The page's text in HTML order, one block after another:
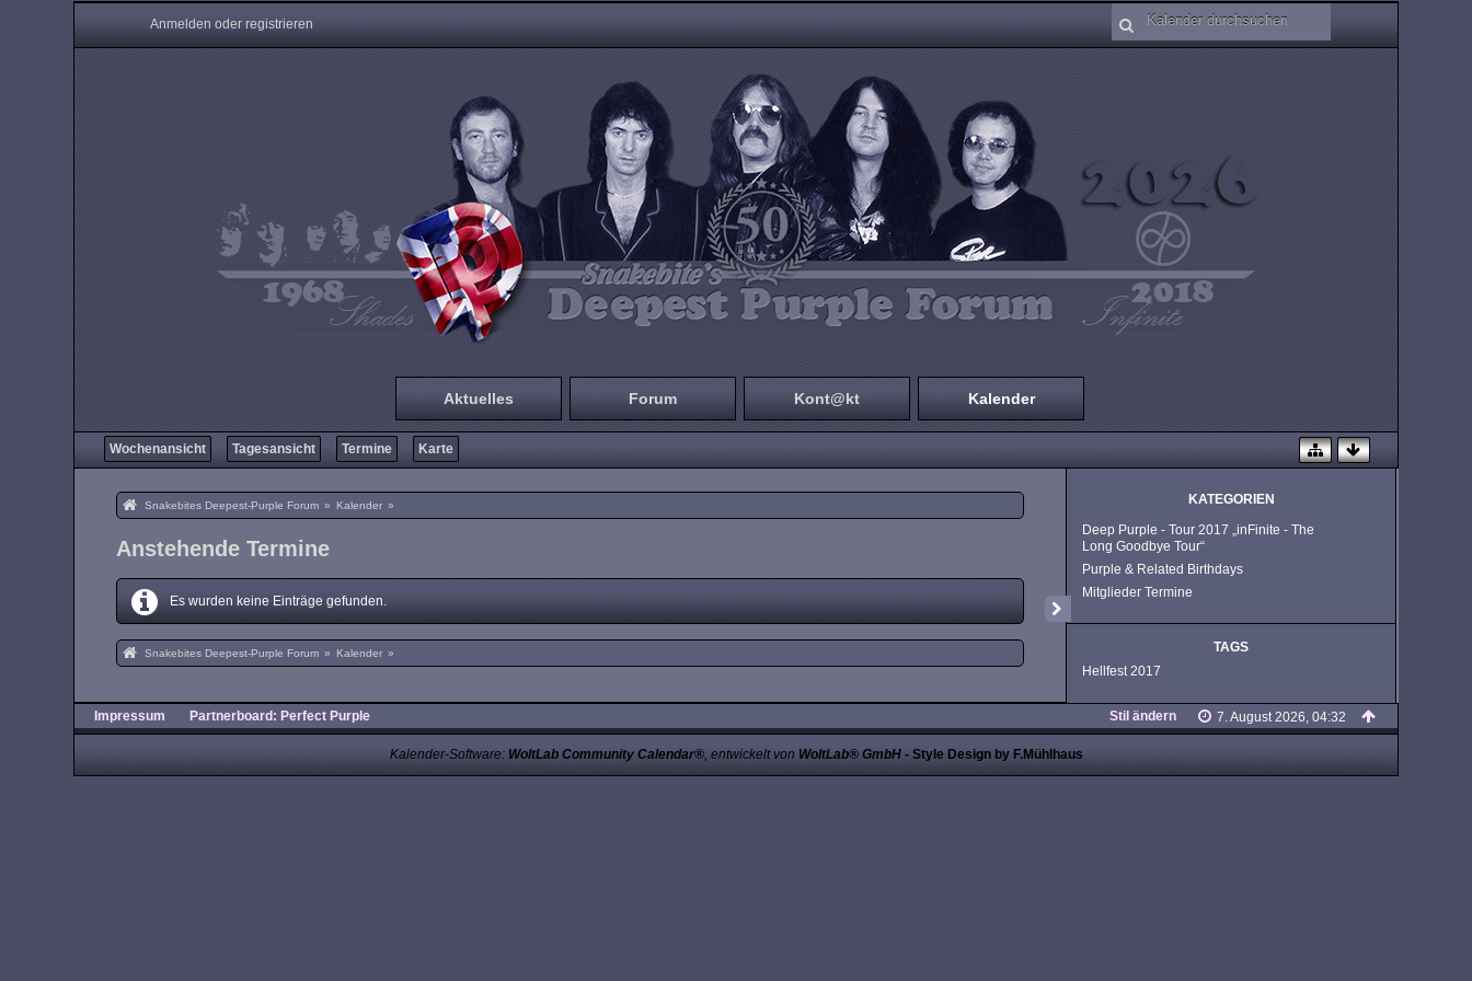
Anmelden oder registrieren
Aktuelles Forum Kont@kt Kalender
Wochenansicht Tagesansicht Termine Karte
Snakebites Deepest-Purple Forum » Kalender »
Anstehende Termine
Es wurden keine Einträge gefunden.
Snakebites Deepest-Purple Forum » Kalender »
KATEGORIEN
Deep Purple - Tour 2017 „inFinite - The
Long Goodbye Tour“
Purple & Related Birthdays
Mitglieder Termine
TAGS
Hellfest 2017
Impressum Partnerboard: Perfect Purple 7. August 2026, 04:32
Stil ändern
Kalender-Software: WoltLab Community Calendar®, entwickelt von WoltLab® GmbH